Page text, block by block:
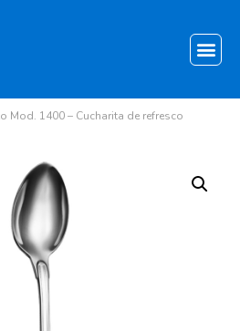
Mod. 1400 – Cucharita de refresco